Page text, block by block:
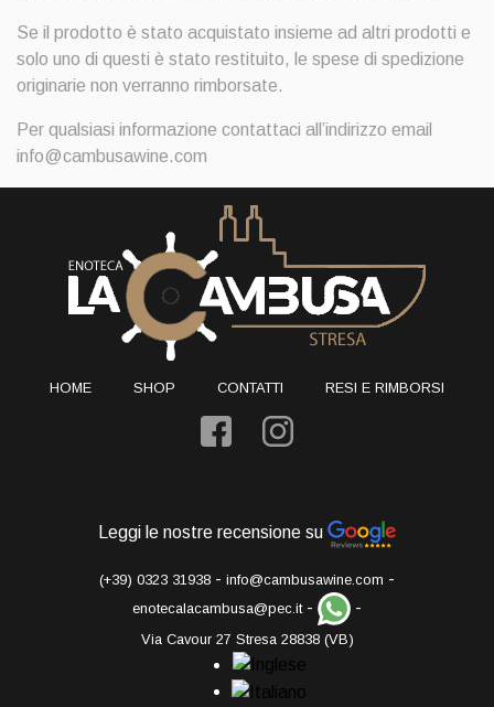
Se il prodotto è stato acquistato insieme ad altri prodotti e
solo uno di questi è stato restituito, le spese di spedizione
originarie non verranno rimborsate.
Per qualsiasi informazione contattaci all’indirizzo email
info@cambusawine.com
HOME SHOP CONTATTI RESI E RIMBORSI
Leggi le nostre recensione su
(+39) 0323 31938 - info@cambusawine.com -
enotecalacambusa@pec.it- -
Via Cavour 27 Stresa 28838 (VB)